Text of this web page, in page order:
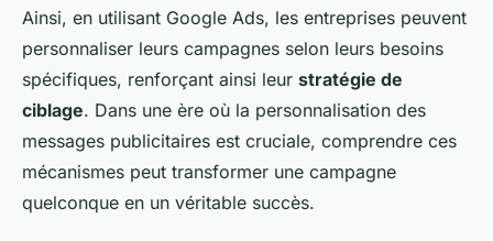
Ainsi, en utilisant Google Ads, les entreprises peuvent
personnaliser leurs campagnes selon leurs besoins
spécifiques, renforçant ainsi leur stratégie de
ciblage. Dans une ère où la personnalisation des
messages publicitaires est cruciale, comprendre ces
mécanismes peut transformer une campagne
quelconque en un véritable succès.